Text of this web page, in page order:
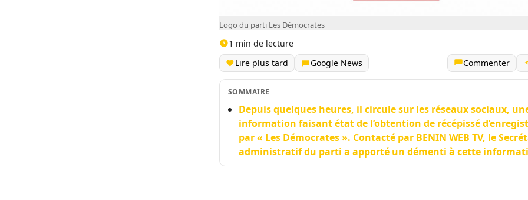
Logo du parti Les Démocrates
1 min de lecture
Lire plus tard
Google News Commenter
SOMMAIRE
Depuis quelques heures, il circule sur les réseaux sociaux,
information faisant état de l’obtention de récépissé
par « Les Démocrates ». Contacté par BENIN WEB TV, le
administratif du parti a apporté un démenti à cette